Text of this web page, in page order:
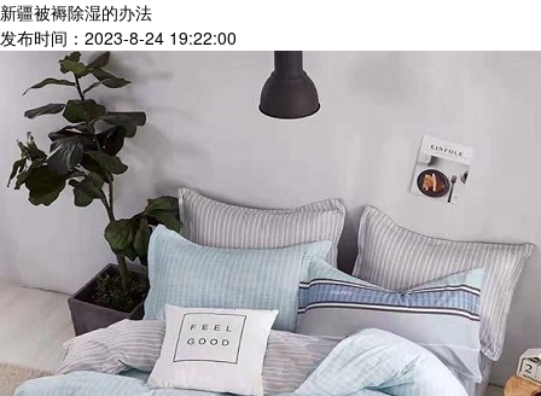
新疆被褥除湿的办法
发布时间：2023-8-24 19:22:00